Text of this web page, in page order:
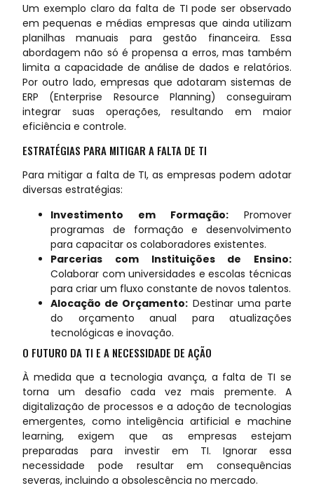
Um exemplo claro da falta de TI pode ser observado
em pequenas e médias empresas que ainda utilizam
planilhas manuais para gestão financeira. Essa
abordagem não só é propensa a erros, mas também
limita a capacidade de análise de dados e relatórios.
Por outro lado, empresas que adotaram sistemas de
ERP (Enterprise Resource Planning) conseguiram
integrar suas operações, resultando em maior
eficiência e controle.
ESTRATÉGIAS PARA MITIGAR A FALTA DE TI
Para mitigar a falta de TI, as empresas podem adotar
diversas estratégias:
Investimento em Formação: Promover
programas de formação e desenvolvimento
para capacitar os colaboradores existentes.
Parcerias com Instituições de Ensino:
Colaborar com universidades e escolas técnicas
para criar um fluxo constante de novos talentos.
Alocação de Orçamento: Destinar uma parte
do orçamento anual para atualizações
tecnológicas e inovação.
O FUTURO DA TI E A NECESSIDADE DE AÇÃO
À medida que a tecnologia avança, a falta de TI se
torna um desafio cada vez mais premente. A
digitalização de processos e a adoção de tecnologias
emergentes, como inteligência artificial e machine
learning, exigem que as empresas estejam
preparadas para investir em TI. Ignorar essa
necessidade pode resultar em consequências
severas, incluindo a obsolescência no mercado.